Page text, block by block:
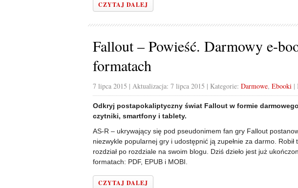
CZYTAJ DALEJ
Fallout – Powieść. Darmowy e-
formatach
7 lipca 2015 | Aktualizacja: 7 lipca 2015 | Kategorie: Darmowe, Ebooki|
Odkryj postapokaliptyczny świat Fallout w formie
czytniki, smartfony i tablety.
AS-R – ukrywający się pod pseudonimem fan gry Fallout
niezwykle popularnej gry i udostępnić ją zupełnie za darmo.
rozdział po rozdziale na swoim blogu. Dziś dzieło jest już
formatach: PDF, EPUB i MOBI.
CZYTAJ DALEJ